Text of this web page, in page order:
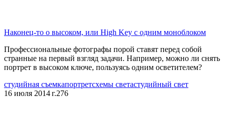
Наконец-то о высоком, или High Key с одним моноблоком
Профессиональные фотографы порой ставят перед собой
странные на первый взгляд задачи. Например, можно ли снять
портрет в высоком ключе, пользуясь одним осветителем?
студийная съемкапортретсхемы светастудийный свет
16 июля 2014 г.276